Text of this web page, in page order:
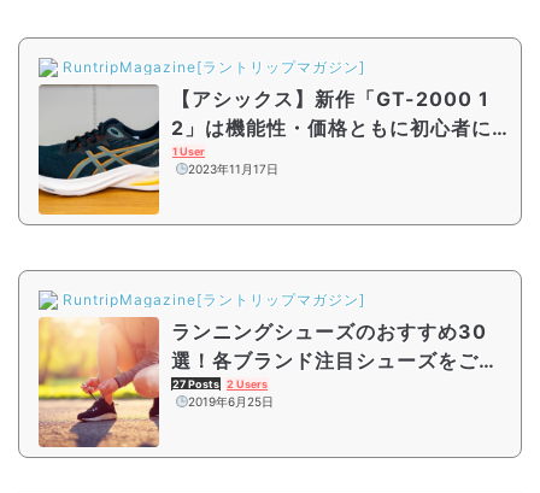
RuntripMagazine[ラントリップマガジン]
【アシックス】新作「GT-2000 1
2」は機能性・価格ともに初心者に
おすすめな定番ランニングシューズ
1 User
2023年11月17日
RuntripMagazine[ラントリップマガジン]
ランニングシューズのおすすめ30
選！各ブランド注目シューズをご紹
介
27 Posts 2 Users
2019年6月25日